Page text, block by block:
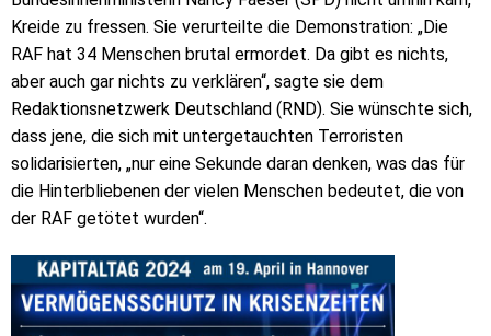
Kreide zu fressen. Sie verurteilte die Demonstration: „Die
RAF hat 34 Menschen brutal ermordet. Da gibt es nichts,
aber auch gar nichts zu verklären“, sagte sie dem
Redaktionsnetzwerk Deutschland (RND). Sie wünschte sich,
dass jene, die sich mit untergetauchten Terroristen
solidarisierten, „nur eine Sekunde daran denken, was das für
die Hinterbliebenen der vielen Menschen bedeutet, die von
der RAF getötet wurden“.